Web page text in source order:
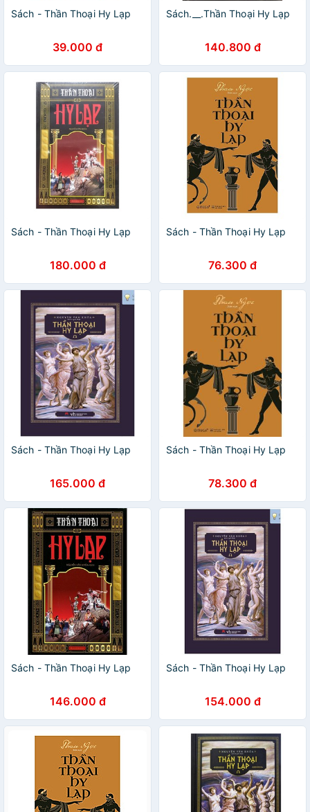
Sách - Thần Thoại Hy Lạp
39.000 đ
Sách.__.Thần Thoại Hy Lạp
140.800 đ
Sách - Thần Thoại Hy Lạp
180.000 đ
Sách - Thần Thoại Hy Lạp
76.300 đ
Sách - Thần Thoại Hy Lạp
165.000 đ
Sách - Thần Thoại Hy Lạp
78.300 đ
Sách - Thần Thoại Hy Lạp
146.000 đ
Sách - Thần Thoại Hy Lạp
154.000 đ